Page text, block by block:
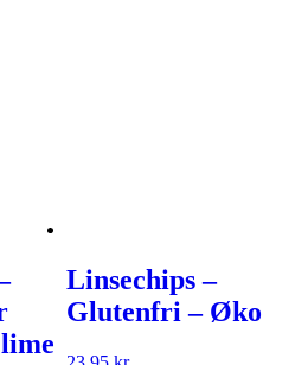
Linsechips –
Glutenfri – Øko